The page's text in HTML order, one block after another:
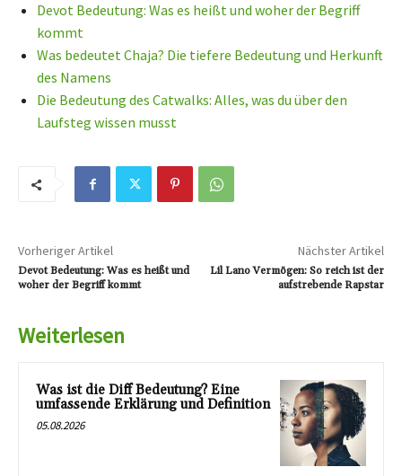
Devot Bedeutung: Was es heißt und woher der Begriff
kommt
Was bedeutet Chaja? Die tiefere Bedeutung und Herkunft
des Namens
Die Bedeutung des Catwalks: Alles, was du über den
Laufsteg wissen musst
Vorheriger Artikel
Devot Bedeutung: Was es heißt und
woher der Begriff kommt
Nächster Artikel
Lil Lano Vermögen: So reich ist der
aufstrebende Rapstar
Weiterlesen
Was ist die Diff Bedeutung? Eine
umfassende Erklärung und Definition
05.08.2026